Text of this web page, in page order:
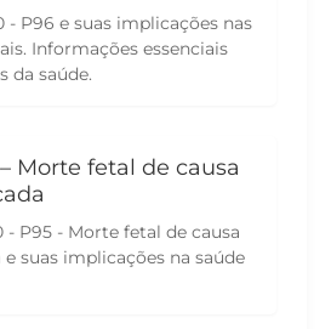
- P96 e suas implicações nas
Informações essenciais
da saúde.
Morte fetal de causa
- P95 - Morte fetal de causa
suas implicações na saúde